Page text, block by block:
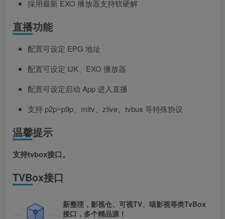
採用最新 EXO 播放器支持软硬解
直播功能
配置可设定 EPG 地址
配置可设定 IJK、EXO 播放器
配置可设定启动 App 进入直播
支持 p2p~p9p、mitv、zlive、tvbus 等特殊协议
温馨提示
支持tvbox接口。
TVBox接口
新整理，影视仓、可视TV、喵影视等类TvBox
接口，多个精品源！